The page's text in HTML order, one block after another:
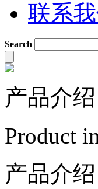
联系
Search
产品介绍
Product
产品介绍